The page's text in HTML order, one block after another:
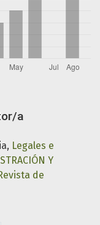
a
Legales e
Y
de